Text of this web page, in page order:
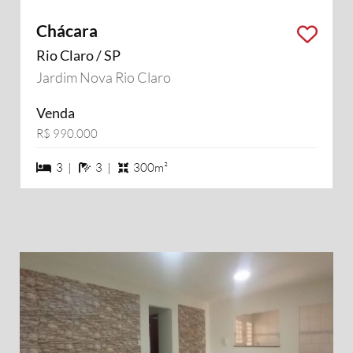
Chácara
Rio Claro / SP
Jardim Nova Rio Claro
Venda
R$ 990.000
3 dormiórios
3 | 3 banheiros
3 | 300m²